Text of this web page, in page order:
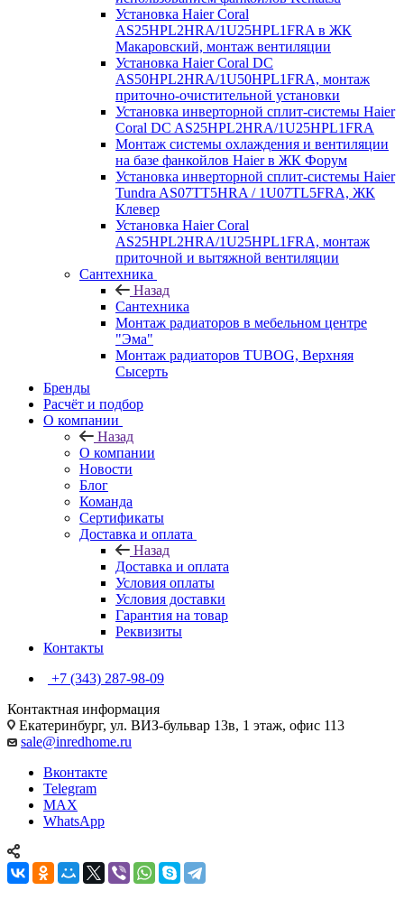
Установка Haier Coral
AS25HPL2HRA/1U25HPL1FRA в ЖК
Макаровский, монтаж вентиляции
Установка Haier Coral DC
AS50HPL2HRA/1U50HPL1FRA, монтаж
приточно-очистительной установки
Установка инверторной сплит-системы Haier
Coral DC AS25HPL2HRA/1U25HPL1FRA
Монтаж системы охлаждения и вентиляции
на базе фанкойлов Haier в ЖК Форум
Установка инверторной сплит-системы Haier
Tundra AS07TT5HRA / 1U07TL5FRA, ЖК
Клевер
Установка Haier Coral
AS25HPL2HRA/1U25HPL1FRA, монтаж
приточной и вытяжной вентиляции
Сантехника
Назад
Сантехника
Монтаж радиаторов в мебельном центре
"Эма"
Монтаж радиаторов TUBOG, Верхняя
Сысерть
Бренды
Расчёт и подбор
О компании
Назад
О компании
Новости
Блог
Команда
Сертификаты
Доставка и оплата
Назад
Доставка и оплата
Условия оплаты
Условия доставки
Гарантия на товар
Реквизиты
Контакты
+7 (343) 287-98-09
Контактная информация
Екатеринбург, ул. ВИЗ-бульвар 13в, 1 этаж, офис 113
sale@inredhome.ru
Вконтакте
Telegram
MAX
WhatsApp